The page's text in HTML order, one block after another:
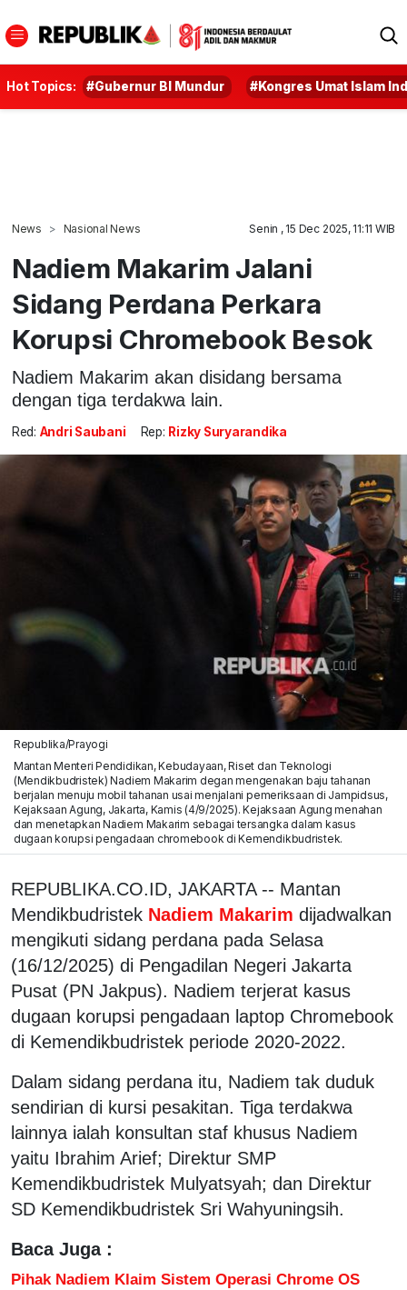
Hot Topics: #Gubernur BI Mundur #Kongres Umat Islam
News Nasional News Senin , 15 Dec 2025, 11:11 WIB
Nadiem Makarim Jalani
Sidang Perdana Perkara
Korupsi Chromebook Besok
Nadiem Makarim akan disidang bersama
dengan tiga terdakwa lain.
Red: Andri Saubani Rep: Rizky Suryarandika
Republika/Prayogi
Mantan Menteri Pendidikan, Kebudayaan, Riset dan Teknologi
(Mendikbudristek) Nadiem Makarim degan mengenakan baju tahanan
berjalan menuju mobil tahanan usai menjalani pemeriksaan di Jampidsus,
Kejaksaan Agung, Jakarta, Kamis (4/9/2025). Kejaksaan Agung menahan
dan menetapkan Nadiem Makarim sebagai tersangka dalam kasus
dugaan korupsi pengadaan chromebook di Kemendikbudristek.
REPUBLIKA.CO.ID, JAKARTA -- Mantan
Mendikbudristek Nadiem Makarim dijadwalkan
mengikuti sidang perdana pada Selasa
(16/12/2025) di Pengadilan Negeri Jakarta
Pusat (PN Jakpus). Nadiem terjerat kasus
dugaan korupsi pengadaan laptop Chromebook
di Kemendikbudristek periode 2020-2022.
Dalam sidang perdana itu, Nadiem tak duduk
sendirian di kursi pesakitan. Tiga terdakwa
lainnya ialah konsultan staf khusus Nadiem
yaitu Ibrahim Arief; Direktur SMP
Kemendikbudristek Mulyatsyah; dan Direktur
SD Kemendikbudristek Sri Wahyuningsih.
Baca Juga :
Pihak Nadiem Klaim Sistem Operasi Chrome OS